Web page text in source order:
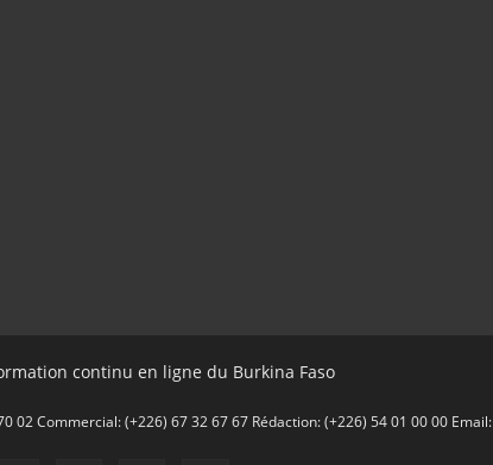
continu en ligne du Burkina Faso
02 Commercial: (+226) 67 32 67 67 Rédaction: (+226) 54 01 00 00 Email: